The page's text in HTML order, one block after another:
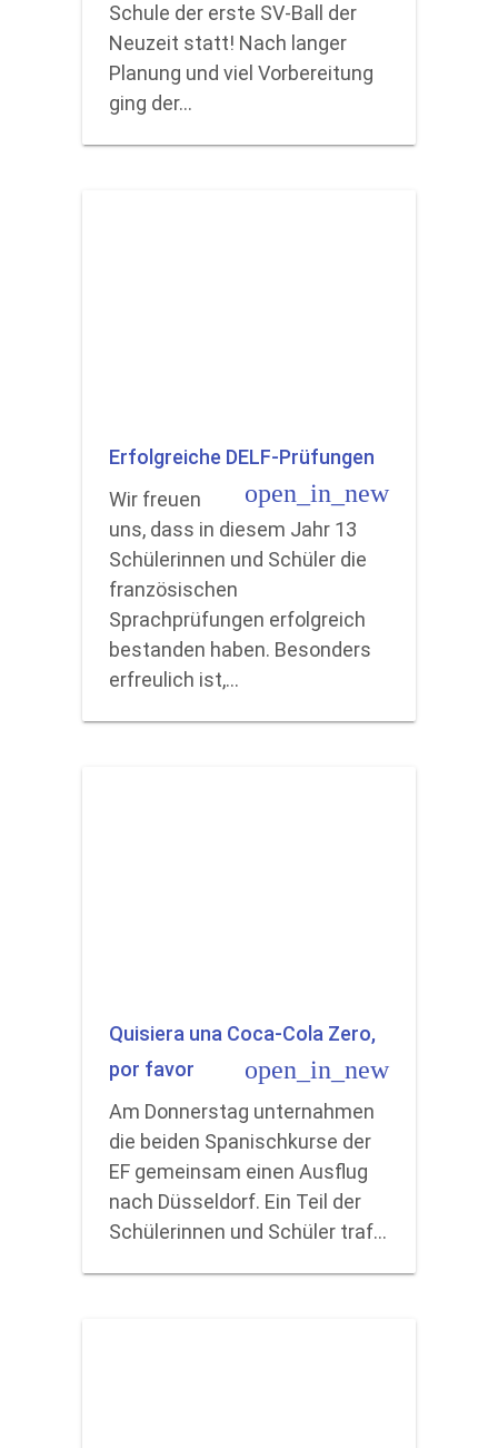
Schule der erste SV-Ball der
Neuzeit statt! Nach langer
Planung und viel Vorbereitung
ging der…
Erfolgreiche DELF-Prüfungen
open_in_new
Wir freuen
uns, dass in diesem Jahr 13
Schülerinnen und Schüler die
französischen
Sprachprüfungen erfolgreich
bestanden haben. Besonders
erfreulich ist,…
Quisiera una Coca-Cola Zero,
por favor
open_in_new
Am Donnerstag unternahmen
die beiden Spanischkurse der
EF gemeinsam einen Ausflug
nach Düsseldorf. Ein Teil der
Schülerinnen und Schüler traf…